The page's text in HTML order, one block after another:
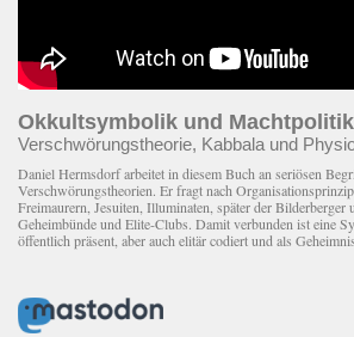
Okkultsymbolik und Machtpolitik
Verschwörungstheorie, Kabbala und
Daniel Hermsdorf arbeitet in diesem Buch an seriösen
Verschwörungstheorien. Er fragt nach
Freimaurern, Jesuiten, Illuminaten, später der Bilderberger
Geheimbünde und Elite-Clubs. Damit verbunden ist eine
öffentlich präsent, aber auch elitär codiert und als